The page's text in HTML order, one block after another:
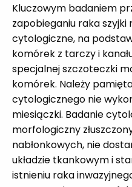
Kluczowym badaniem
zapobieganiu raka
cytologiczne, na
komórek z tarczy i
specjalnej szczoteczki
komórek. Należy
cytologicznego nie
miesiączki. Badanie
morfologiczny
nabłonkowych, nie
układzie tkankowym i
istnieniu raka